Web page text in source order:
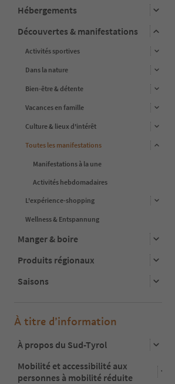
Hébergements
Découvertes & manifestations
Activités sportives
Dans la nature
Bien-être & détente
Vacances en famille
Culture & lieux d'intérêt
Toutes les manifestations
Manifestations à la une
Activités hebdomadaires
L'expérience-shopping
Wellness & Entspannung
Manger & boire
Produits régionaux
Saisons
À titre d’information
À propos du Sud-Tyrol
Mobilité et accessibilité aux
personnes à mobilité réduite